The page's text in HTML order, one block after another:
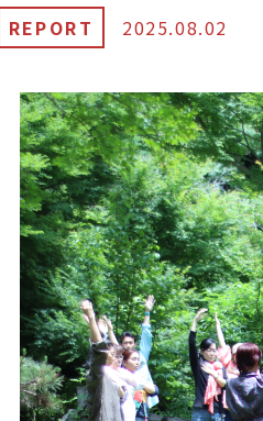
REPORT 2025.08.02